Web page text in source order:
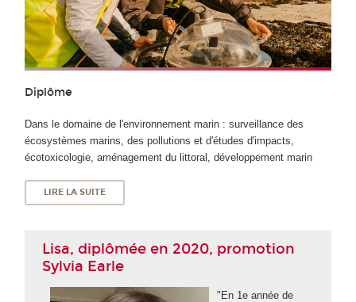
Diplôme
Dans le domaine de l'environnement marin : surveillance des
écosystèmes marins, des pollutions et d'études d'impacts,
écotoxicologie, aménagement du littoral, développement marin
LIRE LA SUITE
Lisa, diplômée en 2020, promotion
Sylvia Earle
"En 1e année de